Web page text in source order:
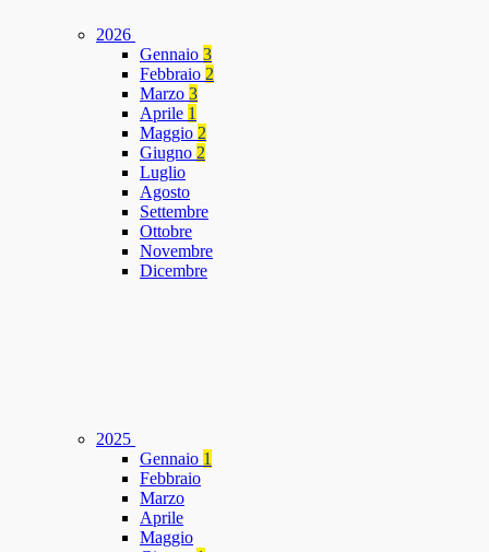
2026
Gennaio 3
Febbraio 2
Marzo 3
Aprile 1
Maggio 2
Giugno 2
Luglio
Agosto
Settembre
Ottobre
Novembre
Dicembre
2025
Gennaio 1
Febbraio
Marzo
Aprile
Maggio